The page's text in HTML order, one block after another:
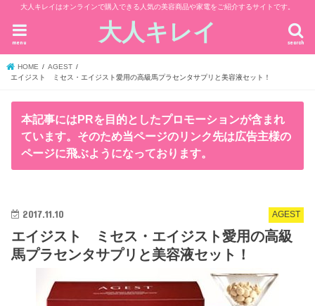
大人キレイはオンラインで購入できる人気の美容商品や家電をご紹介するサイトです。
大人キレイ search
menu
HOME
AGEST
エイジスト ミセス・エイジスト愛用の高級馬プラセンタサプリと美容液セット！
本記事にはPRを目的としたプロモーションが含まれ
ています。そのため当ページのリンク先は広告主様の
ページに飛ぶようになっております。
AGEST
2017.11.10
エイジスト ミセス・エイジスト愛用の高級
馬プラセンタサプリと美容液セット！